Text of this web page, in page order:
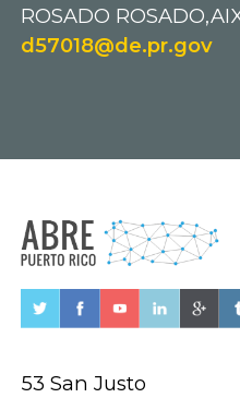
ROSADO
d57018@de.pr.gov
53 San Justo